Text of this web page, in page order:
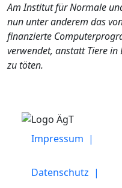
Am Institut für Normale
nun unter anderem das
finanzierte
verwendet, anstatt Tiere
zu töten.
Impressum |
Datenschutz |